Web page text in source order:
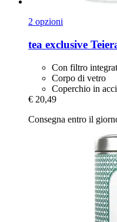
2 opzioni
tea exclusive
Con filtro
Corpo di vetro
Coperchio in
€ 20,49
Consegna entro il